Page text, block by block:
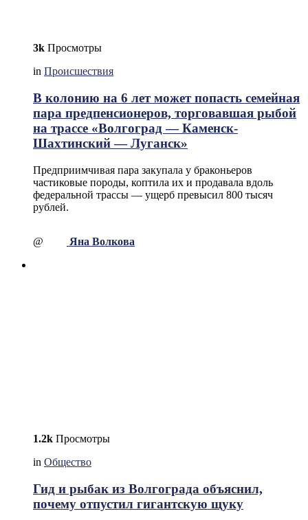
3k Просмотры
in Происшествия
В колонию на 6 лет может попасть семейная
пара предпенсионеров, торговавшая рыбой
на трассе «Волгоград — Каменск-
Шахтинский — Луганск»
Предприимчивая пара закупала у браконьеров
частиковые породы, коптила их и продавала вдоль
федеральной трассы — ущерб превысил 800 тысяч
рублей.
@ Яна Волкова
1.2k Просмотры
in Общество
Гид и рыбак из Волгограда объяснил,
почему отпустил гигантскую щуку